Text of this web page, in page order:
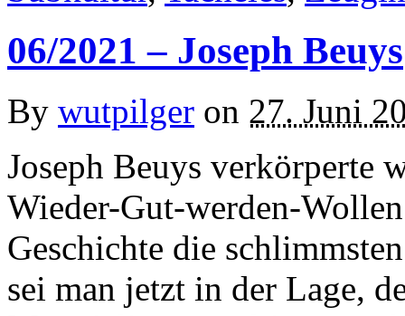
06/2021 – Joseph Beuys
By wutpilger on 27. Juni
Joseph Beuys verkörperte
Wieder-Gut-werden-
Geschichte die
sei man jetzt in der Lage,